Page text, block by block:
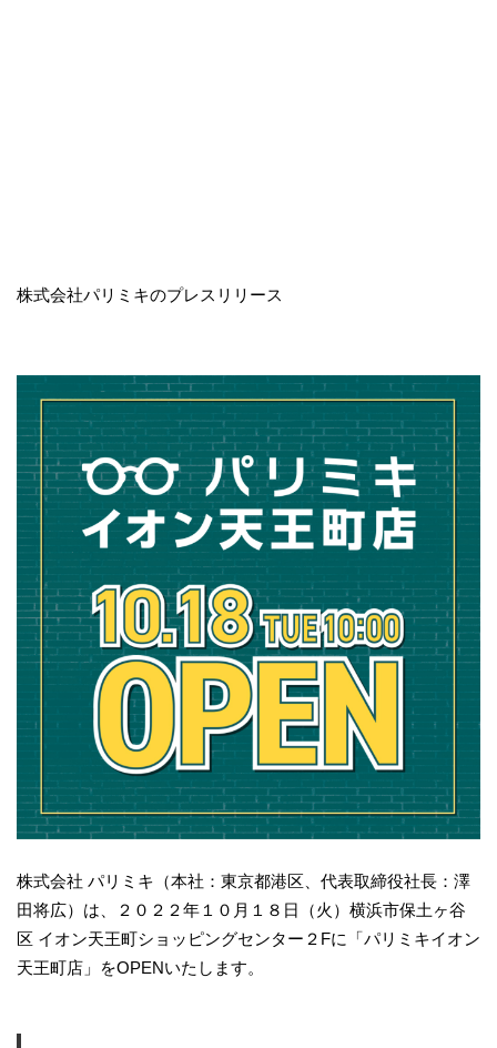
株式会社パリミキのプレスリリース
株式会社 パリミキ（本社：東京都港区、代表取締役社長：澤
田将広）は、２０２２年１０月１８日（火）横浜市保土ヶ谷
区 イオン天王町ショッピングセンター２Fに「パリミキイオン
天王町店」をOPENいたします。